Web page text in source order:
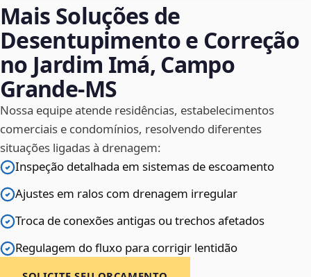
Mais Soluções de
Desentupimento e Correção
no Jardim Imá, Campo
Grande‑MS
Nossa equipe atende residências, estabelecimentos
comerciais e condomínios, resolvendo diferentes
situações ligadas à drenagem:
Inspeção detalhada em sistemas de escoamento
Ajustes em ralos com drenagem irregular
Troca de conexões antigas ou trechos afetados
Regulagem do fluxo para corrigir lentidão